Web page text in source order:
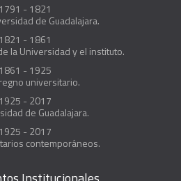
1791 - 1821
de Guadalajara.
1821 - 1861
la Universidad y el instituto.
1861 - 1925
universitario.
1925 - 2017
de Guadalajara.
1925 - 2017
contemporáneos.